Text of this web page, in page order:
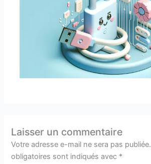
Laisser un commentaire
Votre adresse e-mail ne sera pas publiée.
obligatoires sont indiqués avec *